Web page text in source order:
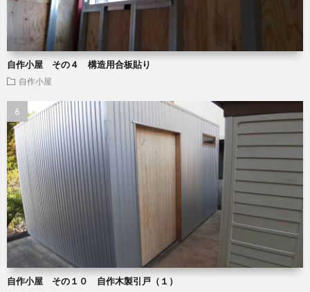
自作小屋 その４ 構造用合板貼り
自作小屋
自作小屋 その１０ 自作木製引戸（１）